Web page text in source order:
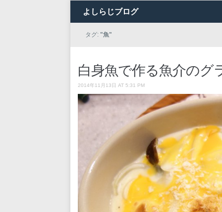
よしらじブログ
タグ: "魚"
白身魚で作る魚介のグ
2014年11月13日 AT 5:31 PM